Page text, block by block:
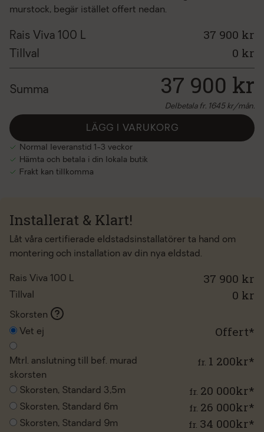
topplatta rais viva l/pilar 193 täljsten
+13 900 kr
cleverair
+2 700 kr
murstock, begär istället offert nedan.
Rais Viva 100 L 37 900 kr
Tillval 0 kr
Summa 37 900 kr
Delbetala fr. 1645 kr/mån.
Normal leveranstid 1-3 veckor
Hämta och betala i din lokala butik
Frakt kan tillkomma
LÄGG I VARUKORG
Installerat & Klart!
Låt våra certifierade eldstadsinstallatörer ta hand om
montering och installation av din nya eldstad.
Rais Viva 100 L 37 900 kr
Tillval 0 kr
Skorsten
Vet ej
Offert*
Mtrl. anslutning till bef. murad
skorsten
fr. 1 200kr*
Skorsten, Standard 3,5m fr. 20 000kr*
Skorsten, Standard 6m fr. 26 000kr*
Skorsten, Standard 9m fr. 34 000kr*